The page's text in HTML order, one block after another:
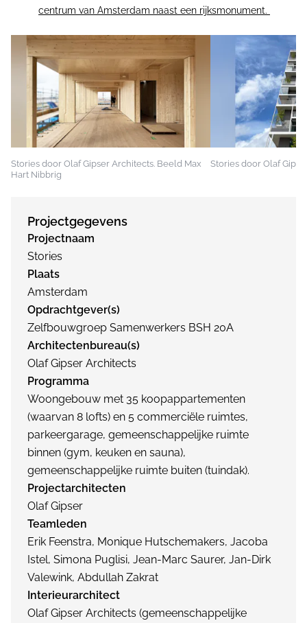
centrum van Amsterdam naast een rijksmonument.
Stories door Olaf Gipser Architects. Beeld Max
Hart Nibbrig
Stories door Olaf
Projectgegevens
Projectnaam
Stories
Plaats
Amsterdam
Opdrachtgever(s)
Zelfbouwgroep Samenwerkers BSH 20A
Architectenbureau(s)
Olaf Gipser Architects
Programma
Woongebouw met 35 koopappartementen
(waarvan 8 lofts) en 5 commerciële ruimtes,
parkeergarage, gemeenschappelijke ruimte
binnen (gym, keuken en sauna),
gemeenschappelijke ruimte buiten (tuindak).
Projectarchitecten
Olaf Gipser
Teamleden
Erik Feenstra, Monique Hutschemakers, Jacoba
Istel, Simona Puglisi, Jean-Marc Saurer, Jan-Dirk
Valewink, Abdullah Zakrat
Interieurarchitect
Olaf Gipser Architects (gemeenschappelijke